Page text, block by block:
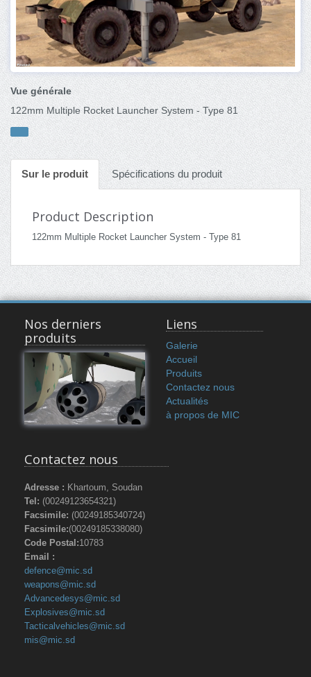
Vue générale
122mm Multiple Rocket Launcher System - Type 81
Sur le produit Spécifications du produit
Product Description
122mm Multiple Rocket Launcher System - Type 81
Nos derniers
produits
Liens
Galerie
Accueil
Produits
Contactez nous
Actualités
à propos de MIC
Contactez nous
Adresse : Khartoum, Soudan
Tel: (00249123654321)
Facsimile: (00249185340724)
Facsimile:(00249185338080)
Code Postal:10783
Email :
defence@mic.sd
weapons@mic.sd
Advancedesys@mic.sd
Explosives@mic.sd
Tacticalvehicles@mic.sd
mis@mic.sd